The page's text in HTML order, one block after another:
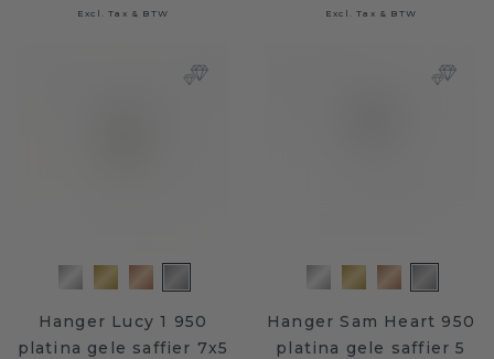
Excl. Tax & BTW Excl. Tax & BTW
Hanger Lucy 1 950
platina gele saffier 7x5
Hanger Sam Heart 950
platina gele saffier 5